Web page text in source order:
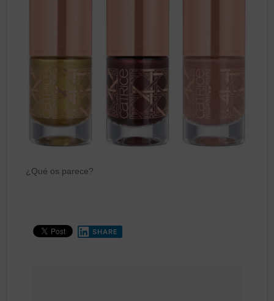
¿Qué os parece?
SHARE